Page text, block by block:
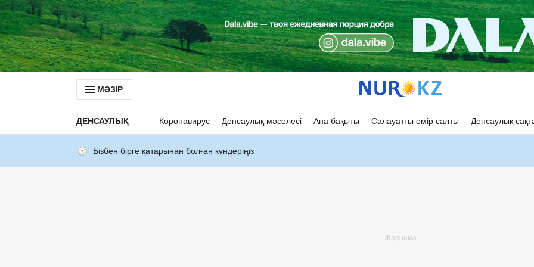
МӘЗІР
ДЕНСАУЛЫҚ Коронавирус Денсаулық мәселесі Ана бақыты Салауатты өмір салты Денсаулық
Бізбен бірге қатарынан болған күндеріңіз